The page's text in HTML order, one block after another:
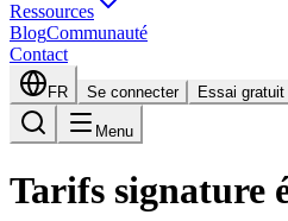
Ressources
BlogCommunauté
Contact
FR Se connecter Essai gratuit
Menu
Tarifs signature